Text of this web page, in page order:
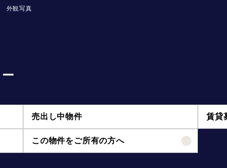
外観写真
売出し中物件 賃貸
この物件をご所有の方へ